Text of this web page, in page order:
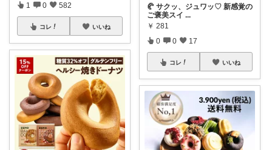
1 0 582
コレ いいね
🥐 サクッ、ジュワッ♡ 新感覚の
ご褒美スイ ...
￥ 281
0 0 17
コレ いいね